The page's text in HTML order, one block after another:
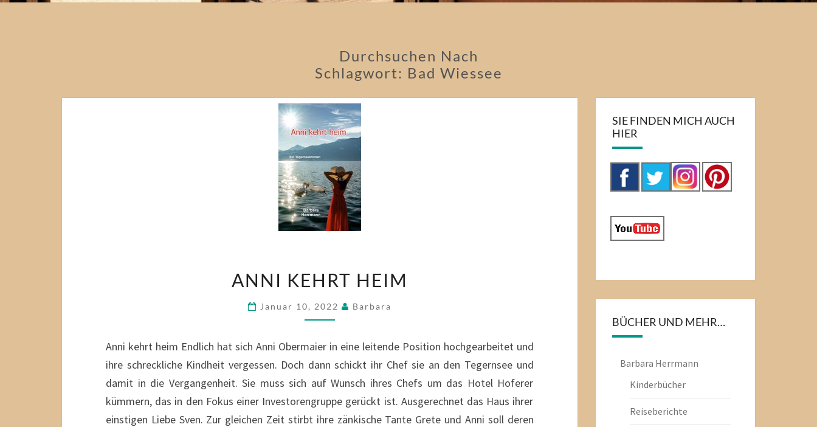
Durchsuchen Nach
Schlagwort: Bad Wiessee
KEHRT
HEIM
ANNI KEHRT HEIM
Januar 10, 2022 Barbara
Anni kehrt heim Endlich hat sich Anni Obermaier in eine leitende Position hochgearbeitet und
ihre schreckliche Kindheit vergessen. Doch dann schickt ihr Chef sie an den Tegernsee und
damit in die Vergangenheit. Sie muss sich auf Wunsch ihres Chefs um das Hotel Hoferer
kümmern, das in den Fokus einer Investorengruppe gerückt ist. Ausgerechnet das Haus ihrer
einstigen Liebe Sven. Zur gleichen Zeit stirbt ihre zänkische Tante Grete und Anni soll deren
SIE FINDEN MICH AUCH
HIER
BÜCHER UND MEHR…
Barbara Herrmann
Kinderbücher
Reiseberichte